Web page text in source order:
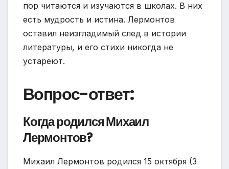
пор читаются и изучаются в школах. В них
есть мудрость и истина. Лермонтов
оставил неизгладимый след в истории
литературы, и его стихи никогда не
устареют.
Вопрос-ответ:
Когда родился Михаил
Лермонтов?
Михаил Лермонтов родился 15 октября (3